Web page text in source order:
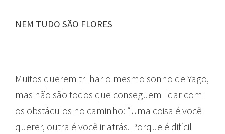
NEM TUDO SÃO FLORES
Muitos querem trilhar o mesmo sonho de Yago,
mas não são todos que conseguem lidar com
os obstáculos no caminho: “Uma coisa é você
querer, outra é você ir atrás. Porque é difícil